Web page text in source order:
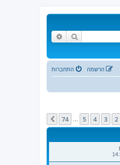
חיפוש
התחברות הרשמה
2
3
4
5
74 הבא